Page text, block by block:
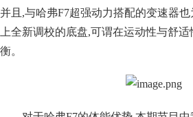
并且,与哈弗F7超强动力搭配的变速器
上全新调校的底盘,可谓在运动性与舒
衡。